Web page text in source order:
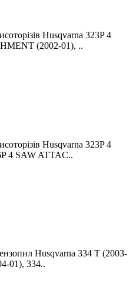
Husqvarna 323P 4
(2002-01), ..
Husqvarna 323P 4
4 SAW ATTAC..
Husqvarna 334 T (2003-
01), 334..